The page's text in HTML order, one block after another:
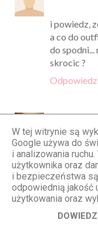
i powiedz,
a co do
do
skrocic ?
Odpowiedz
Pięknie
Odpowiedz
Anonimowy
W tej witrynie są
Google używa do
i analizowania
użytkownika oraz
i bezpieczeństwa
odpowiednią jakość
użytkowania oraz